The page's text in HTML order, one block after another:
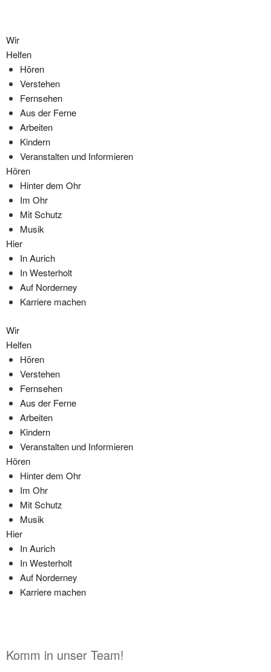
Wir
Helfen
Hören
Verstehen
Fernsehen
Aus der Ferne
Arbeiten
Kindern
Veranstalten und Informieren
Hören
Hinter dem Ohr
Im Ohr
Mit Schutz
Musik
Hier
In Aurich
In Westerholt
Auf Norderney
Karriere machen
Wir
Helfen
Hören
Verstehen
Fernsehen
Aus der Ferne
Arbeiten
Kindern
Veranstalten und Informieren
Hören
Hinter dem Ohr
Im Ohr
Mit Schutz
Musik
Hier
In Aurich
In Westerholt
Auf Norderney
Karriere machen
Komm in unser Team!